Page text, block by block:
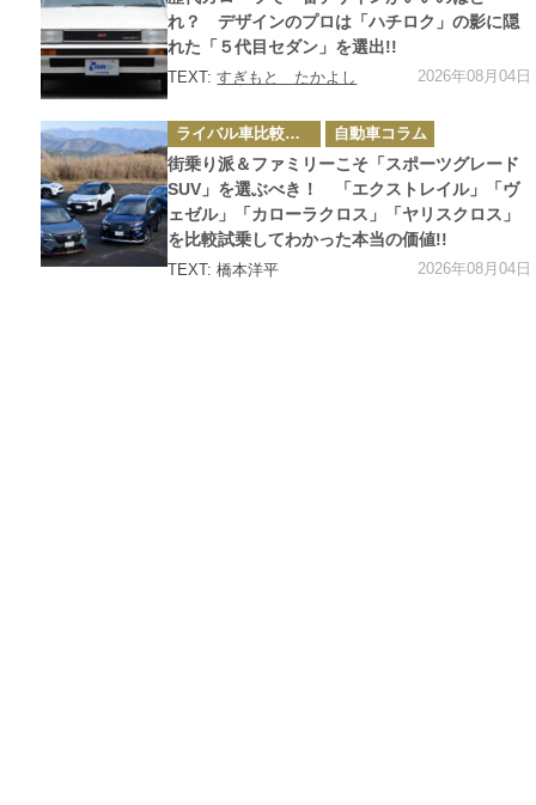
ー
れ？ デザインのプロは「ハチロク」の影に隠
れた「５代目セダン」を選出!!
TEXT:すぎもと たかよし 2026年08月04日
カ
テ
ゴ
リ
ー
ライバル車比較テスト 自動車コラム
街乗り派＆ファミリーこそ「スポーツグレード
SUV」を選ぶべき！ 「エクストレイル」「ヴ
ェゼル」「カローラクロス」「ヤリスクロス」
を比較試乗してわかった本当の価値!!
TEXT: 橋本洋平 2026年08月04日